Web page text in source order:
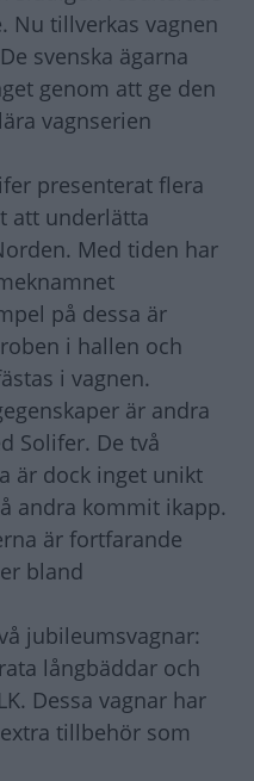
Nu tillverkas vagnen
svenska ägarna
genom att ge den
vagnserien
presenterat flera
att underlätta
Med tiden har
på dessa är
i hallen och
i vagnen.
är andra
Solifer. De två
är dock inget unikt
andra kommit ikapp.
är fortfarande
bland
jubileumsvagnar:
långbäddar och
Dessa vagnar har
tillbehör som